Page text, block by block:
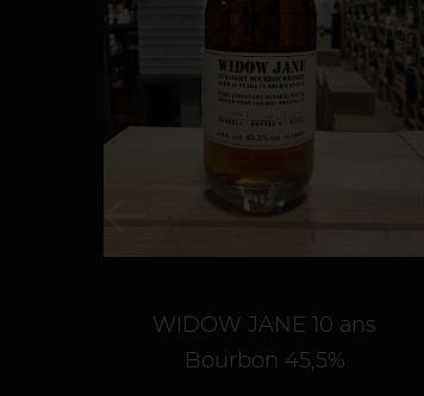
WIDOW JANE 10 ans
Bourbon 45,5%